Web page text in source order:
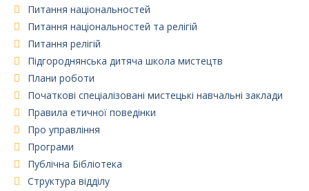
Питання національностей
Питання національностей та релігій
Питання релігій
Підгороднянська дитяча школа мистецтв
Плани роботи
Початкові спеціалізовані мистецькі навчальні заклади
Правила етичної поведінки
Про управління
Програми
Публічна Бібліотека
Структура відділу